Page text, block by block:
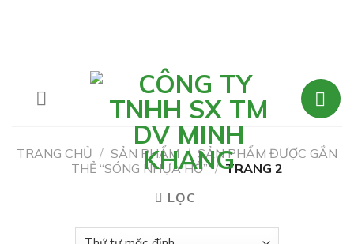
TRANG CHỦ / SẢN PHẨM / SẢN PHẨM ĐƯỢC GẮN
THẺ “SÓNG NHỰA HỞ” / TRANG 2
LỌC